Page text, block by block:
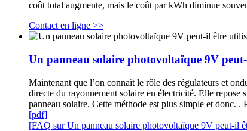
coût total augmente, mais le coût par kWh diminue
Contact en ligne >>
Un panneau solaire photovoltaïque 9V
Maintenant que l’on connaît le rôle des régulateurs et
directe du rayonnement solaire en électricité. Elle repose
panneau solaire. Cette méthode est plus simple et donc.
[pdf]
[FAQ sur Un panneau solaire photovoltaïque 9V peut-il